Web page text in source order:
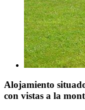
Alojamiento
con vistas a la